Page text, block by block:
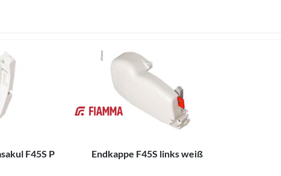
F45S P Endkappe F45S links weiß